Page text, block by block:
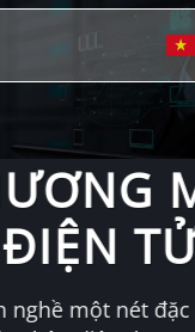
ĐIỆN
nghề một nét